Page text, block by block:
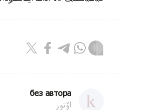
без автора
اۆتور